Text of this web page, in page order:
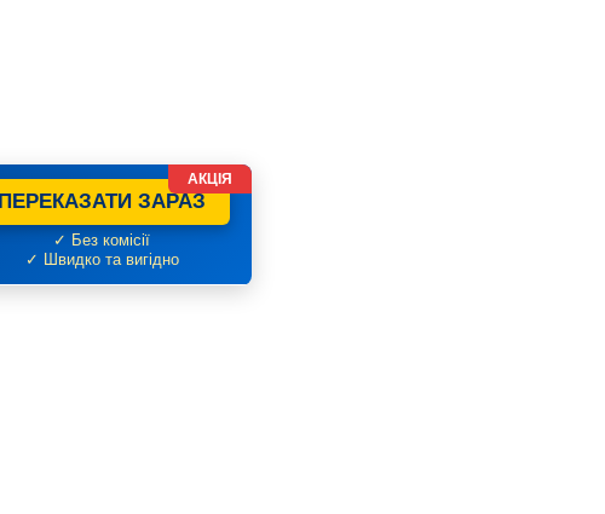
ПЕРЕКАЗАТИ ЗАРАЗ
✓ Без комісії
✓ Швидко та вигідно
АКЦІЯ